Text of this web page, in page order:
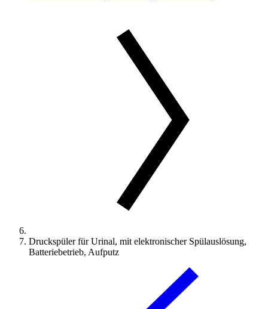
Druckspüler für Urinal, mit elektronischer Spülauslösung,
Batteriebetrieb, Aufputz